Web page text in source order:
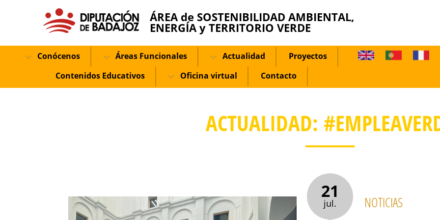
ÁREA de SOSTENIBILIDAD AMBIENTAL,
ENERGÍA y TERRITORIO VERDE
Conócenos Áreas Funcionales Actualidad
Proyectos
Contenidos Educativos
Oficina virtual Contacto
ACTUALIDAD:
21
jul. NOTICIAS